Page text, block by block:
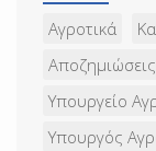
Αγροτικά
Αποζημιώσεις
Υπουργείο
Υπουργός